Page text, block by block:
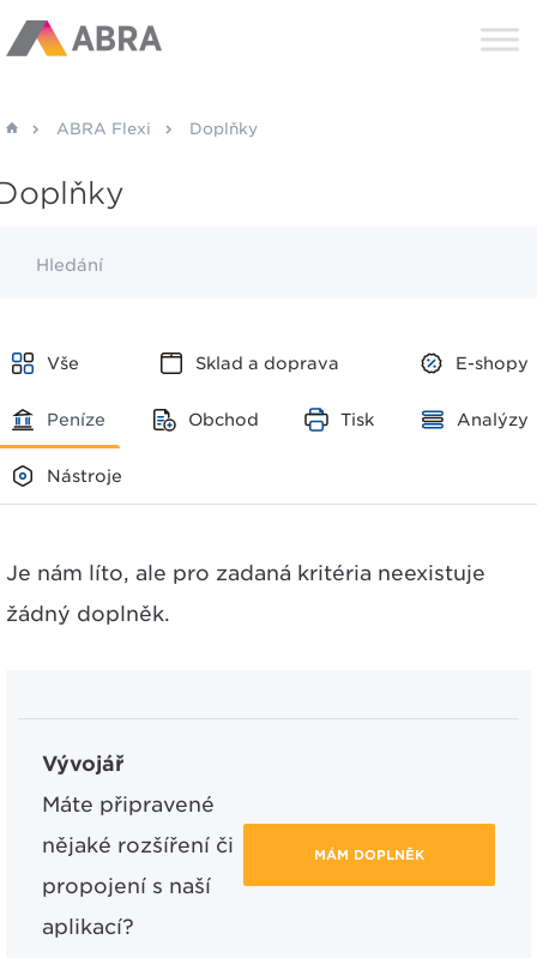
ABRA Flexi Doplňky
Hledání
Vše Sklad a doprava E-shopy
Peníze Obchod Tisk Analýzy
Nástroje
Je nám líto, ale pro zadaná kritéria neexistuje
žádný doplněk.
Vývojář
Máte připravené
nějaké rozšíření či
propojení s naší
aplikací?
MÁM DOPLNĚK